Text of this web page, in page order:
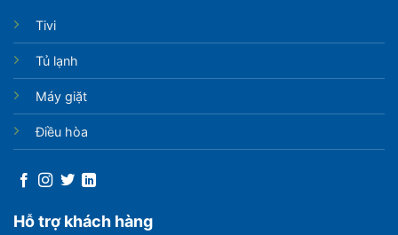
Tivi
Tủ lạnh
Máy giặt
Điều hòa
Hỗ trợ khách hàng